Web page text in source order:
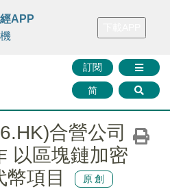
FINMETA 財華證券 媒體矩陣
訂閱
简
APP
合營公司
以區塊鏈加密
項目
原創